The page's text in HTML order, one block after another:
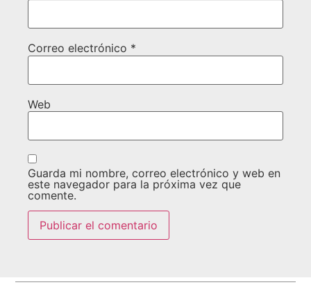
Correo electrónico *
Web
Guarda mi nombre, correo electrónico y web en
este navegador para la próxima vez que
comente.